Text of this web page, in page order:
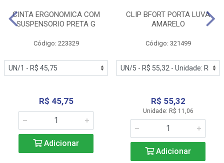
CINTA ERGONOMICA COM
SUSPENSORIO PRETA G
Código: 223329
R$ 45,75
Adicionar
CLIP BFORT PORTA LUVA
AMARELO
Código: 321499
R$ 55,32
Unidade: R$ 11,06
Adicionar